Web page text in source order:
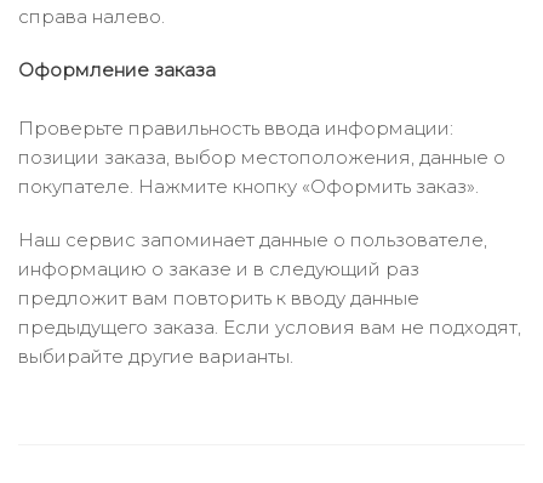
справа налево.
Оформление заказа
Проверьте правильность ввода информации:
позиции заказа, выбор местоположения, данные о
покупателе. Нажмите кнопку «Оформить заказ».
Наш сервис запоминает данные о пользователе,
информацию о заказе и в следующий раз
предложит вам повторить к вводу данные
предыдущего заказа. Если условия вам не подходят,
выбирайте другие варианты.